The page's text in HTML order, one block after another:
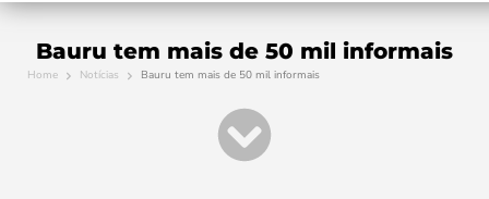
Bauru tem mais de 50 mil informais
Home Notícias Bauru tem mais de 50 mil informais